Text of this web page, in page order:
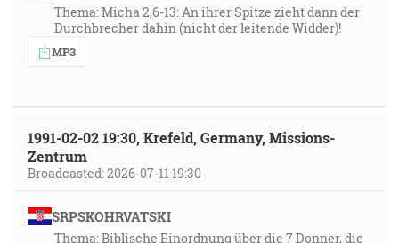
Thema: Micha 2,6-13: An ihrer Spitze zieht dann der
Durchbrecher dahin (nicht der leitende Widder)!
MP3
1991-02-02 19:30, Krefeld, Germany, Missions-
Zentrum
Broadcasted: 2026-07-11 19:30
SRPSKOHRVATSKI
Thema: Biblische Einordnung über die 7 Donner, die